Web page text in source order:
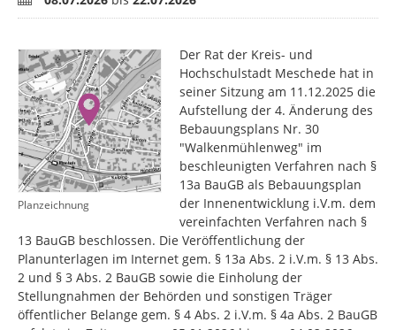
Planzeichnung
Der Rat der Kreis- und
Hochschulstadt Meschede hat in
seiner Sitzung am 11.12.2025 die
Aufstellung der 4. Änderung des
Bebauungsplans Nr. 30
"Walkenmühlenweg" im
beschleunigten Verfahren nach §
13a BauGB als Bebauungsplan
der Innenentwicklung i.V.m. dem
vereinfachten Verfahren nach §
13 BauGB beschlossen. Die Veröffentlichung der
Planunterlagen im Internet gem. § 13a Abs. 2 i.V.m. § 13 Abs.
2 und § 3 Abs. 2 BauGB sowie die Einholung der
Stellungnahmen der Behörden und sonstigen Träger
öffentlicher Belange gem. § 4 Abs. 2 i.V.m. § 4a Abs. 2 BauGB